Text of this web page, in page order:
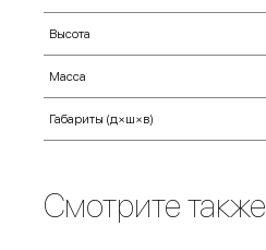
Высота
Масса
Габариты (д×ш×в)
Смотрите также